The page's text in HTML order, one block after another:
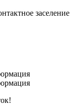
заселение